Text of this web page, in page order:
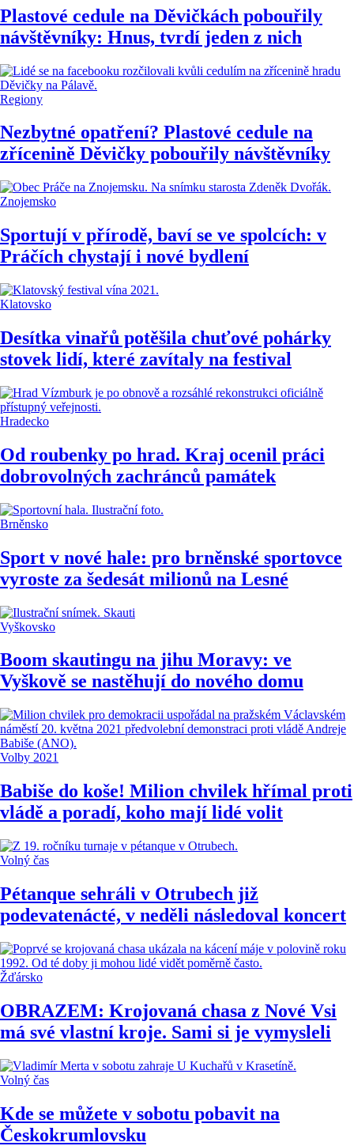
Plastové cedule na Děvičkách pobouřily
návštěvníky: Hnus, tvrdí jeden z nich
Regiony
Nezbytné opatření? Plastové cedule na
zřícenině Děvičky pobouřily návštěvníky
Znojemsko
Sportují v přírodě, baví se ve spolcích: v
Práčích chystají i nové bydlení
Klatovsko
Desítka vinařů potěšila chuťové pohárky
stovek lidí, které zavítaly na festival
Hradecko
Od roubenky po hrad. Kraj ocenil práci
dobrovolných zachránců památek
Brněnsko
Sport v nové hale: pro brněnské sportovce
vyroste za šedesát milionů na Lesné
Vyškovsko
Boom skautingu na jihu Moravy: ve
Vyškově se nastěhují do nového domu
Volby 2021
Babiše do koše! Milion chvilek hřímal proti
vládě a poradí, koho mají lidé volit
Volný čas
Pétanque sehráli v Otrubech již
podevatenácté, v neděli následoval koncert
Žďársko
OBRAZEM: Krojovaná chasa z Nové Vsi
má své vlastní kroje. Sami si je vymysleli
Volný čas
Kde se můžete v sobotu pobavit na
Českokrumlovsku